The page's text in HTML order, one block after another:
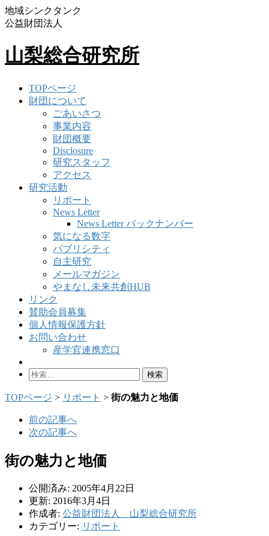
地域シンクタンク
公益財団法人
山梨総合研究所
TOPページ
財団について
ごあいさつ
事業内容
財団概要
Disclosure
研究スタッフ
アクセス
研究活動
リポート
News Letter
News Letter バックナンバー
気になる数字
パブリシティ
自主研究
メールマガジン
やまなし未来共創HUB
リンク
賛助会員募集
個人情報保護方針
お問い合わせ
産学官連携窓口
検
TOPページ > リポート > 街の魅力と地価
前の記事へ
次の記事へ
街の魅力と地価
公開済み: 2005年4月22日
更新: 2016年3月4日
作成者: 公益財団法人 山梨総合研究所
カテゴリー: リポート